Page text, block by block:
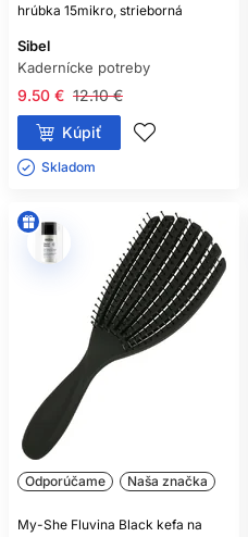
hrúbka 15mikro, strieborná
Sibel
Kadernícke potreby
12.10 €
9.50 €
Kúpiť
Skladom ㅤ
Odporúčame Naša značka
My-She Fluvina Black kefa na